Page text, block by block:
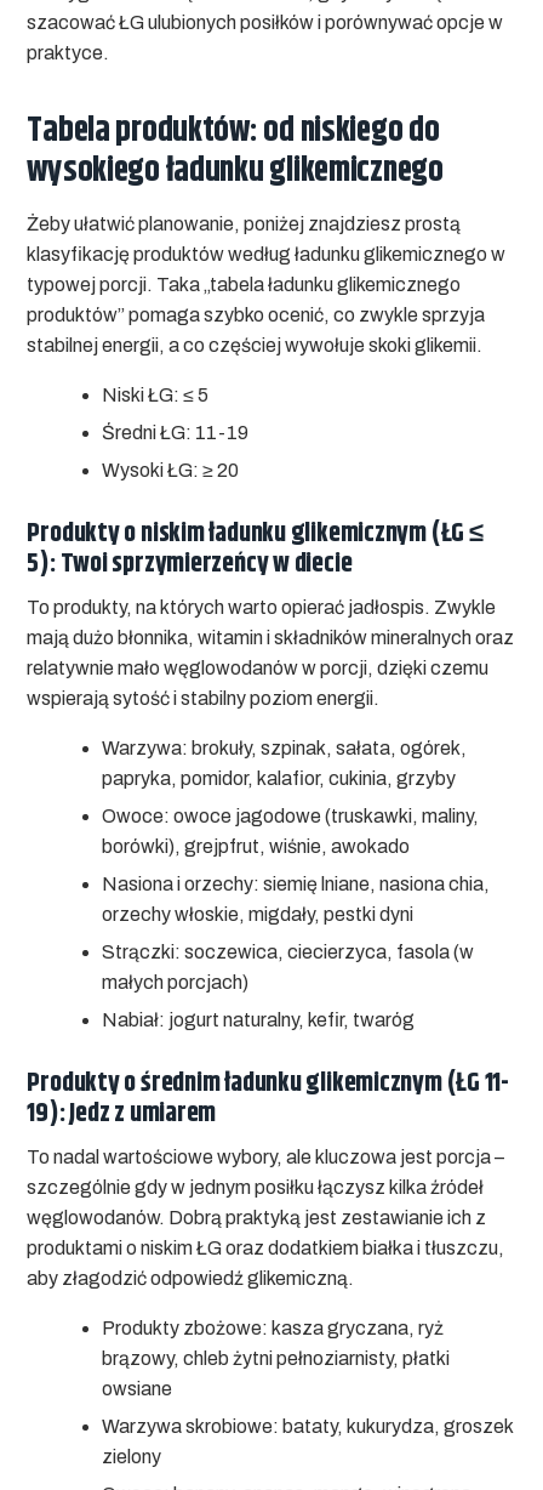
szacować ŁG ulubionych posiłków i porównywać opcje w
praktyce.
Tabela produktów: od niskiego do
wysokiego ładunku glikemicznego
Żeby ułatwić planowanie, poniżej znajdziesz prostą
klasyfikację produktów według ładunku glikemicznego w
typowej porcji. Taka „tabela ładunku glikemicznego
produktów” pomaga szybko ocenić, co zwykle sprzyja
stabilnej energii, a co częściej wywołuje skoki glikemii.
Niski ŁG: ≤ 5
Średni ŁG: 11-19
Wysoki ŁG: ≥ 20
Produkty o niskim ładunku glikemicznym (ŁG ≤
5): Twoi sprzymierzeńcy w diecie
To produkty, na których warto opierać jadłospis. Zwykle
mają dużo błonnika, witamin i składników mineralnych oraz
relatywnie mało węglowodanów w porcji, dzięki czemu
wspierają sytość i stabilny poziom energii.
Warzywa: brokuły, szpinak, sałata, ogórek,
papryka, pomidor, kalafior, cukinia, grzyby
Owoce: owoce jagodowe (truskawki, maliny,
borówki), grejpfrut, wiśnie, awokado
Nasiona i orzechy: siemię lniane, nasiona chia,
orzechy włoskie, migdały, pestki dyni
Strączki: soczewica, ciecierzyca, fasola (w
małych porcjach)
Nabiał: jogurt naturalny, kefir, twaróg
Produkty o średnim ładunku glikemicznym (ŁG 11-
19): Jedz z umiarem
To nadal wartościowe wybory, ale kluczowa jest porcja –
szczególnie gdy w jednym posiłku łączysz kilka źródeł
węglowodanów. Dobrą praktyką jest zestawianie ich z
produktami o niskim ŁG oraz dodatkiem białka i tłuszczu,
aby złagodzić odpowiedź glikemiczną.
Produkty zbożowe: kasza gryczana, ryż
brązowy, chleb żytni pełnoziarnisty, płatki
owsiane
Warzywa skrobiowe: bataty, kukurydza, groszek
zielony